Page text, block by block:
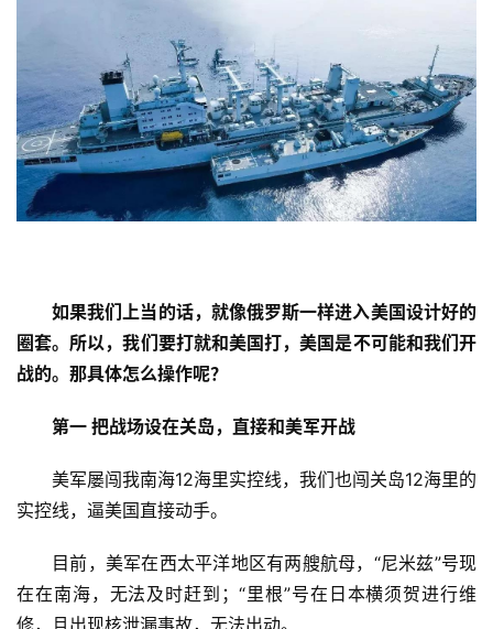
入
如果我们上当的话，就像俄罗斯一样进入美国设计好的
圈套。所以，我们要打就和美国打，美国是不可能和我们开
战的。那具体怎么操作呢？
第一 把战场设在关岛，直接和美军开战
美军屡闯我南海12海里实控线，我们也闯关岛12海里的
实控线，逼美国直接动手。
目前，美军在西太平洋地区有两艘航母，“尼米兹”号现
在在南海，无法及时赶到；“里根”号在日本横须贺进行维